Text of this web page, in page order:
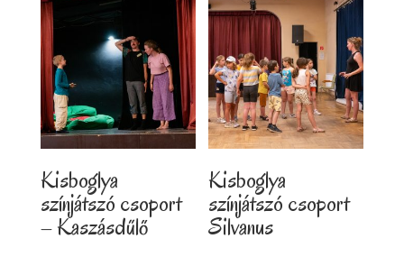
Kisboglya
színjátszó csoport
– Kaszásdűlő
Kisboglya
színjátszó csoport
Silvanus